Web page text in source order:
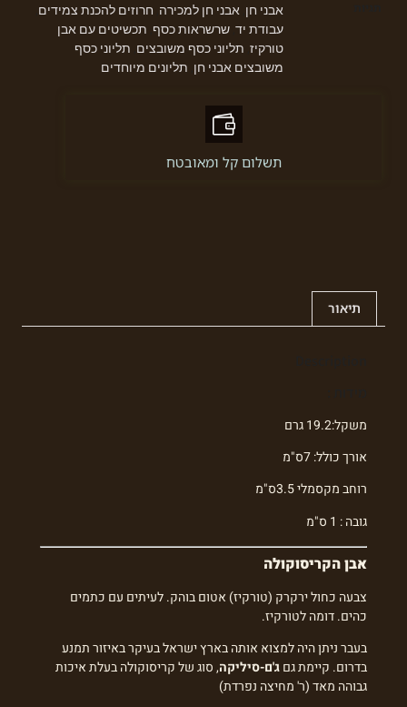
אבני חן אבני חן למכירה חרוזים להכנת צמידים
עבודת יד שרשראות כסף תכשיטים עם אבן
טורקיז תליוני כסף משובצים תליוני כסף
משובצים אבני חן תליונים מיוחדים
תשלום קל ומאובטח
תיאור
משקל:19.2 גרם
אורך כולל: 7ס"מ
רוחב מקסמלי 3.5ס"מ
גובה : 1 ס"מ
אבן הקריסוקולה
צבעה כחול ירקרק (טורקיז) אטום בוהק. לעיתים עם כתמים
כהים. דומה לטורקיז.
בעבר ניתן היה למצוא אותה בארץ ישראל בעיקר באיזור תמנע
בדרום. קיימת גםג'ם-סיליקה, סוג של קריסוקולה בעלת איכות
גבוהה מאד (ר' מחיצה נפרדת)